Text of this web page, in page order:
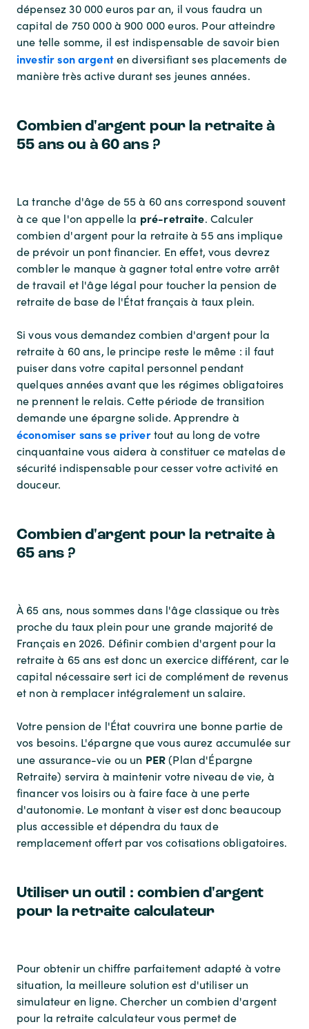
dépensez 30 000 euros par an, il vous faudra un
capital de 750 000 à 900 000 euros. Pour atteindre
une telle somme, il est indispensable de savoir bien
investir son argenten diversifiant ses placements de
manière très active durant ses jeunes années.
Combien d'argent pour la retraite à
55 ans ou à 60 ans ?
La tranche d'âge de 55 à 60 ans correspond souvent
à ce que l'on appelle la pré-retraite. Calculer
combien d'argent pour la retraite à 55 ans implique
de prévoir un pont financier. En effet, vous devrez
combler le manque à gagner total entre votre arrêt
de travail et l'âge légal pour toucher la pension de
retraite de base de l'État français à taux plein.
Si vous vous demandezcombien d'argent pour la
retraite à 60 ans, le principe reste le même : il faut
puiser dans votre capital personnel pendant
quelques années avant que les régimes obligatoires
ne prennent le relais. Cette période de transition
demande une épargne solide. Apprendre à
économiser sans se privertout au long de votre
cinquantaine vous aidera à constituer ce matelas de
sécurité indispensable pour cesser votre activité en
douceur.
Combien d'argent pour la retraite à
65 ans ?
À 65 ans, nous sommes dans l'âge classique ou très
proche du taux plein pour une grande majorité de
Français en 2026. Définircombien d'argent pour la
retraite à 65 ans est donc un exercice différent, car le
capital nécessaire sert ici de complément de revenus
et non à remplacer intégralement un salaire.
Votre pension de l'État couvrira une bonne partie de
vos besoins. L'épargne que vous aurez accumulée sur
une assurance-vie ou un PER(Plan d'Épargne
Retraite) servira à maintenir votre niveau de vie, à
financer vos loisirs ou à faire face à une perte
d'autonomie. Le montant à viser est donc beaucoup
plus accessible et dépendra du taux de
remplacement offert par vos cotisations obligatoires.
Utiliser un outil : combien d'argent
pour la retraite calculateur
Pour obtenir un chiffre parfaitement adapté à votre
situation, la meilleure solution est d'utiliser un
simulateur en ligne. Chercher un combien d'argent
pour la retraite calculateurvous permet de